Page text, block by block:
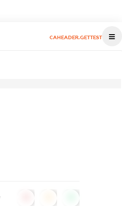
CAHEADER.GETTEST